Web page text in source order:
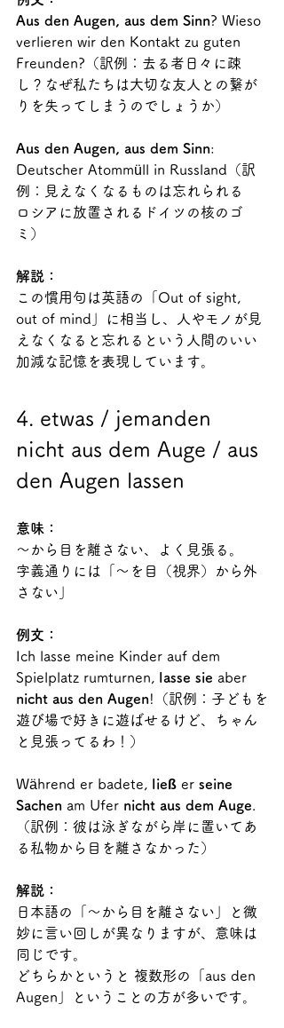
Aus den Augen, aus dem Sinn? Wieso
verlieren wir den Kontakt zu guten
Freunden?（訳例：去る者日々に疎
し？なぜ私たちは大切な友人との繋が
りを失ってしまうのでしょうか）
Aus den Augen, aus dem Sinn:
Deutscher Atommüll in Russland（訳
例：見えなくなるものは忘れられる
ロシアに放置されるドイツの核のゴ
ミ）
解説：
この慣用句は英語の「Out of sight,
out of mind」に相当し、人やモノが見
えなくなると忘れるという人間のいい
加減な記憶を表現しています。
4. etwas / jemanden
nicht aus dem Auge / aus
den Augen lassen
意味：
～から目を離さない、よく見張る。
字義通りには「～を目（視界）から外
さない」
例文：
Ich lasse meine Kinder auf dem
Spielplatz rumturnen, lasse sie aber
nicht aus den Augen!（訳例：子どもを
遊び場で好きに遊ばせるけど、ちゃん
と見張ってるわ！）
Während er badete, ließ er seine
Sachen am Ufer nicht aus dem Auge
（訳例：彼は泳ぎながら岸に置いてあ
る私物から目を離さなかった）
解説：
日本語の「～から目を離さない」と微
妙に言い回しが異なりますが、意味は
同じです。
どちらかというと 複数形の「aus den
Augen」ということの方が多いです。